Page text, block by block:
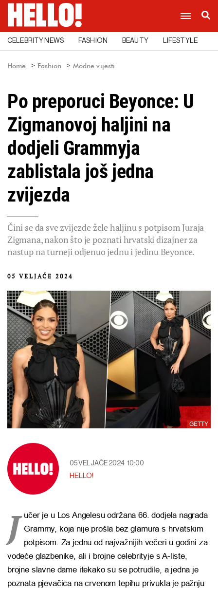
CELEBRITY NEWS FASHION BEAUTY LIFESTYLE
Home Fashion Modne vijesti
Po preporuci Beyonce: U
Zigmanovoj haljini na
dodjeli Grammyja
zablistala još jedna
zvijezda
Čini se da sve zvijezde žele haljinu s potpisom Juraja
Zigmana, nakon što je poznati hrvatski dizajner za
nastup na turneji odjenuo jednu i jedinu Beyonce.
05 VELJAČE 2024
GETTY
05 VELJAČE 2024 10:00
HELLO!
J učer je u Los Angelesu održana 66. dodjela nagrada
Grammy, koja nije prošla bez glamura s hrvatskim
potpisom. Za jednu od najvažnijih večeri u godini za
vodeće glazbenike, ali i brojne celebrityje s A-liste,
brojne slavne dame itekako su se potrudile, a jedna je
poznata pjevačica na crvenom tepihu privukla je pažnju